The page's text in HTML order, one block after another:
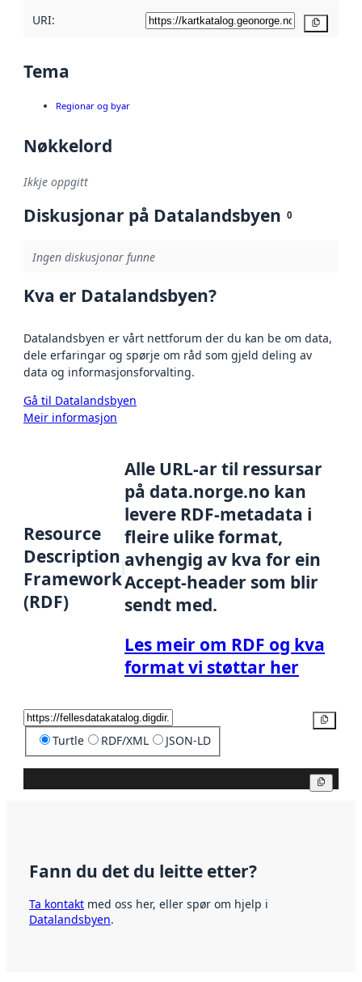
URI:
Tema
Regionar og byar
Nøkkelord
Ikkje oppgitt
Diskusjonar på Datalandsbyen 0
Ingen diskusjonar funne
Kva er Datalandsbyen?
Datalandsbyen er vårt nettforum der du kan be om data,
dele erfaringar og spørje om råd som gjeld deling av
data og informasjonsforvalting.
Gå til Datalandsbyen
Meir informasjon
Resource
Description
Framework
(RDF)
Alle URL-ar til ressursar
på data.norge.no kan
levere RDF-metadata i
fleire ulike format,
avhengig av kva for ein
Accept-header som blir
sendt med.
Les meir om RDF og kva
format vi støttar her
Turtle RDF/XML JSON-LD
Fann du det du leitte etter?
Ta kontakt med oss her, eller spør om hjelp i
Datalandsbyen.